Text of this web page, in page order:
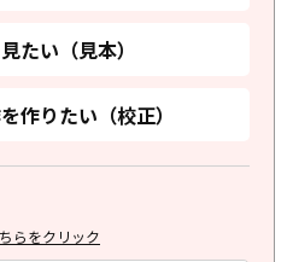
たい（見本）
作りたい（校正）
こちらをクリック